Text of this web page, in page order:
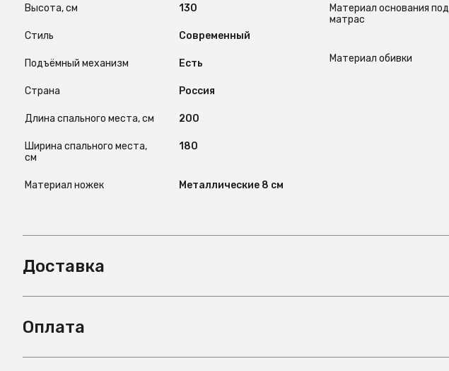
Высота, см 130
Стиль Современный
Подъёмный механизм Есть
Страна Россия
Длина спального места, см 200
Ширина спального места,
см
180
Материал ножек Металлические 8 см
Материал основания под
матрас
Материал обивки
Доставка
Оплата